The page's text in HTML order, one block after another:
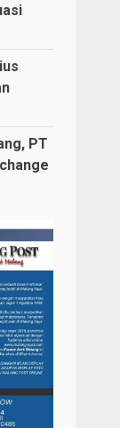
PT